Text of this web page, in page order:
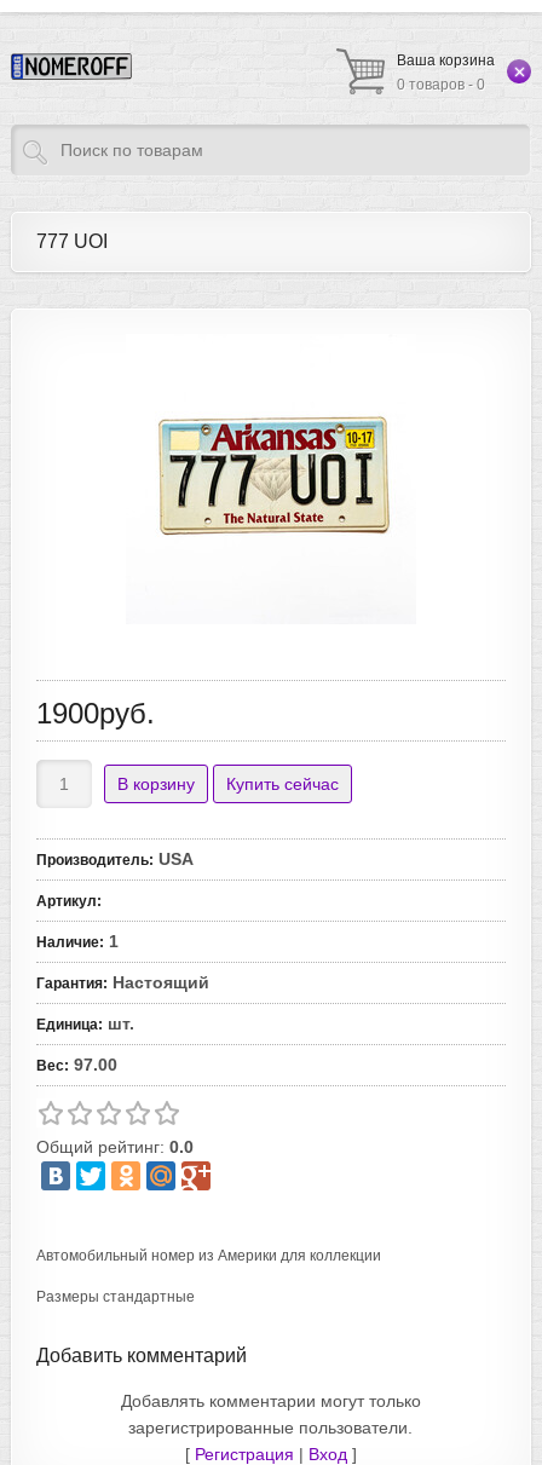
Ваша корзина
0 товаров - 0
777 UOI
1900руб.
Производитель: USA
Артикул:
Наличие: 1
Гарантия: Настоящий
Единица: шт.
Вес: 97.00
Общий рейтинг: 0.0
Автомобильный номер из Америки для коллекции
Размеры стандартные
Добавить комментарий
Добавлять комментарии могут только
зарегистрированные пользователи.
[ Регистрация | Вход ]